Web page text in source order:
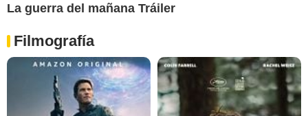
La guerra del mañana Tráiler
Filmografía